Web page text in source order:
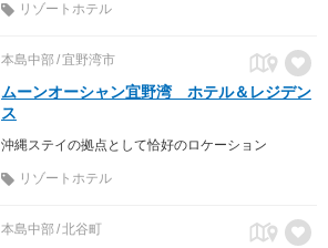
リゾートホテル
本島中部 宜野湾市
ムーンオーシャン宜野湾 ホテル＆レジデン
ス
沖縄ステイの拠点として恰好のロケーション
リゾートホテル
本島中部 北谷町